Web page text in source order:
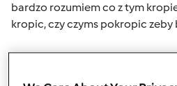
bardzo rozumiem co z tym
kropic, czy czyms pokropic zeby